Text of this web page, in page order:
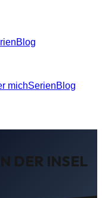
Blog
michSerienBlog
DER INSEL